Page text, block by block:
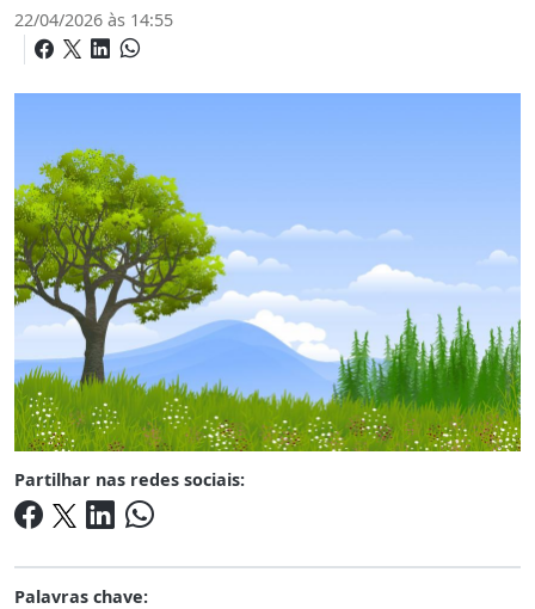
22/04/2026 às 14:55
Partilhar nas redes sociais:
Palavras chave: